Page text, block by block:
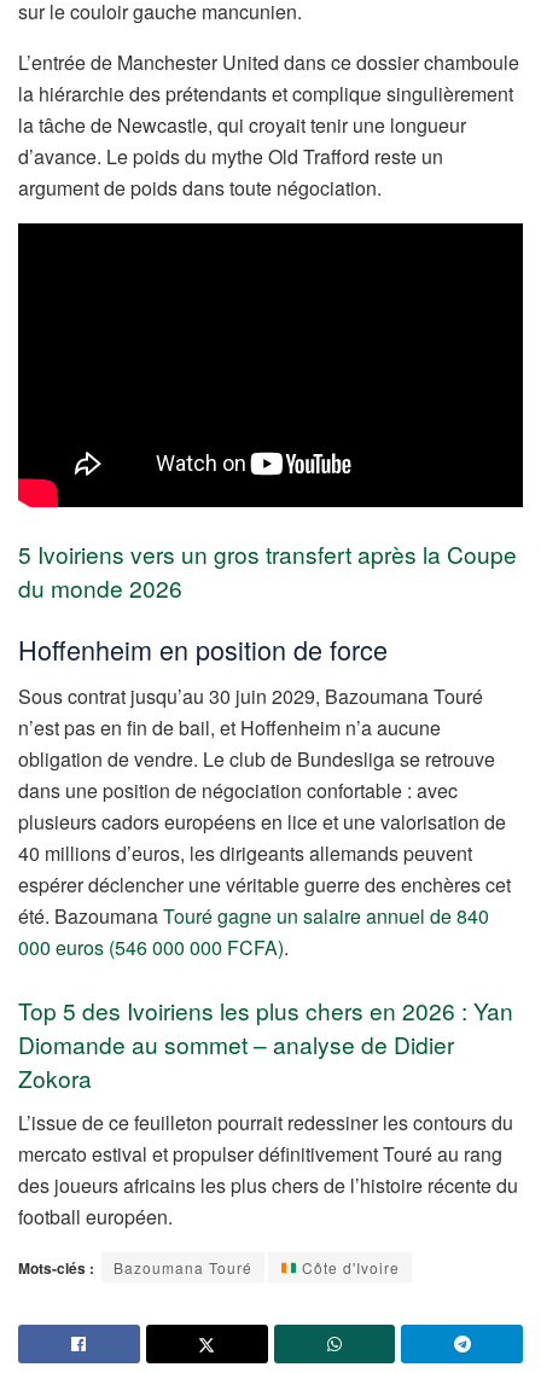
sur le couloir gauche mancunien.
L’entrée de Manchester United dans ce dossier chamboule
la hiérarchie des prétendants et complique singulièrement
la tâche de Newcastle, qui croyait tenir une longueur
d’avance. Le poids du mythe Old Trafford reste un
argument de poids dans toute négociation.
5 Ivoiriens vers un gros transfert après la Coupe
du monde 2026
Hoffenheim en position de force
Sous contrat jusqu’au 30 juin 2029, Bazoumana Touré
n’est pas en fin de bail, et Hoffenheim n’a aucune
obligation de vendre. Le club de Bundesliga se retrouve
dans une position de négociation confortable : avec
plusieurs cadors européens en lice et une valorisation de
40 millions d’euros, les dirigeants allemands peuvent
espérer déclencher une véritable guerre des enchères cet
été. BazoumanaTouré gagne un salaire annuel de 840
000 euros (546 000 000 FCFA).
Top 5 des Ivoiriens les plus chers en 2026 : Yan
Diomande au sommet – analyse de Didier
Zokora
L’issue de ce feuilleton pourrait redessiner les contours du
mercato estival et propulser définitivement Touré au rang
des joueurs africains les plus chers de l’histoire récente du
football européen.
Mots-clés : Bazoumana Touré Côte d'Ivoire